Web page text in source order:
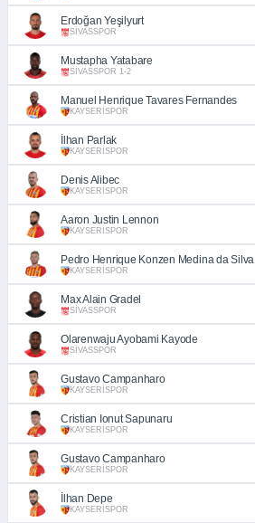
Erdoğan Yeşilyurt
SİVASSPOR
Mustapha Yatabare
SİVASSPOR 1-2
Manuel Henrique Tavares Fernandes
KAYSERİSPOR
İlhan Parlak
KAYSERİSPOR
Denis Alibec
KAYSERİSPOR
Aaron Justin Lennon
KAYSERİSPOR
Pedro Henrique Konzen Medina da Silva
KAYSERİSPOR
Max Alain Gradel
SİVASSPOR
Olarenwaju Ayobami Kayode
SİVASSPOR
Gustavo Campanharo
KAYSERİSPOR
Cristian Ionut Sapunaru
KAYSERİSPOR
Gustavo Campanharo
KAYSERİSPOR
İlhan Depe
KAYSERİSPOR